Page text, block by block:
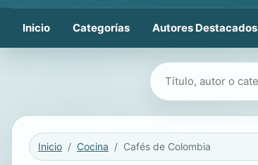
Inicio Categorías Autores Destacados
Buscar libros
Inicio Cocina Cafés de Colombia